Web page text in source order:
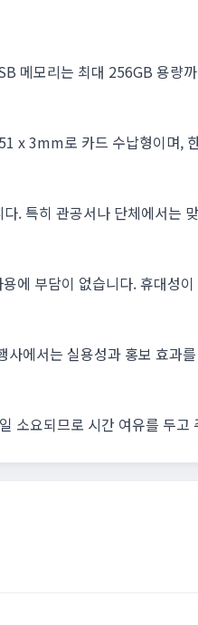
메모리는 최대 256GB 용량
x 3mm로 카드 수납형이며,
. 특히 관공서나 단체에서는
에 부담이 없습니다. 휴대성
에서는 실용성과 홍보 효과
소요되므로 시간 여유를 두고